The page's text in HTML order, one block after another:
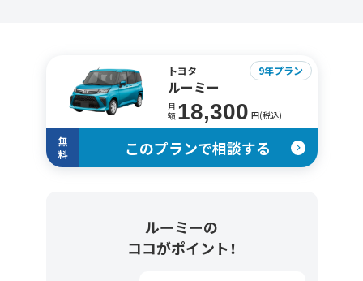
トヨタ
ルーミー
月
額 18,300 円(税込)
9年プラン
無
料
このプランで相談する
ルーミーの
ココがポイント！